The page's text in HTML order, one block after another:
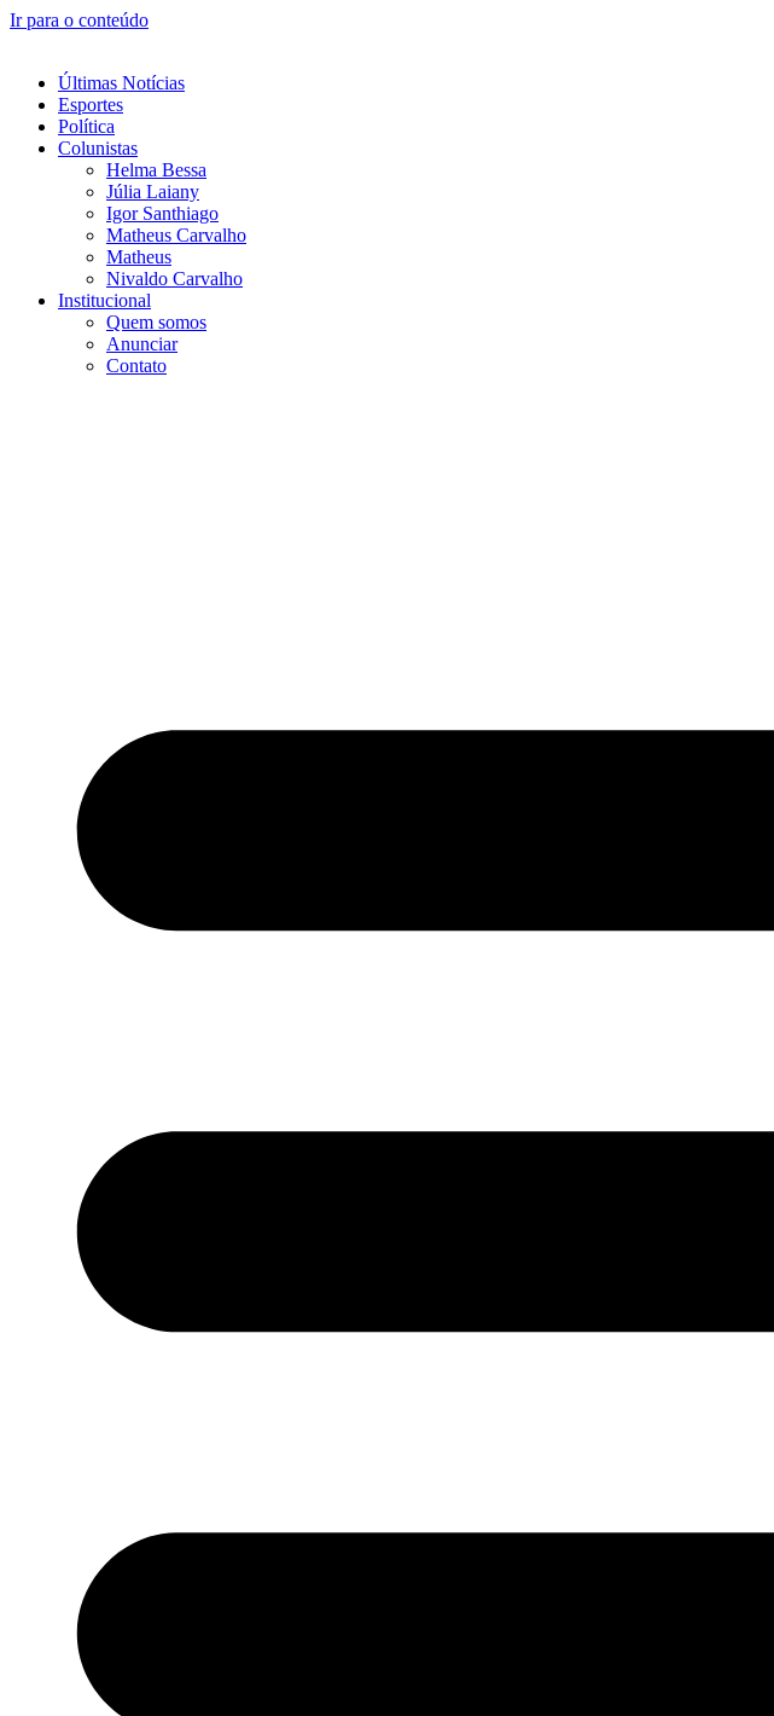
Ir para o conteúdo
Últimas Notícias
Esportes
Política
Colunistas
Helma Bessa
Júlia Laiany
Igor Santhiago
Matheus Carvalho
Matheus
Nivaldo Carvalho
Institucional
Quem somos
Anunciar
Contato